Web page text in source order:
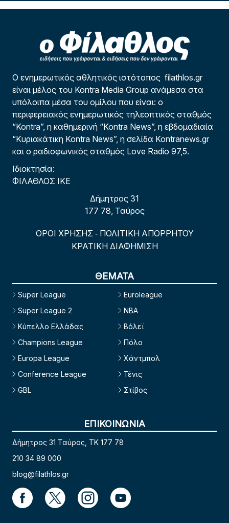
Ο ενημερωτικός αθλητικός ιστότοπος filathlos.gr
είναι μέλος του Kontra Media Group ανάμεσα στα
υπόλοιπα μέσα του ομίλου που είναι: ο
περιφερειακός ενημερωτικός τηλεοπτικός σταθμός
“Kontra”, η καθημερινή “Kontra News”, η εβδομαδιαία
“Κυριακάτικη Kontra News”, η σελίδα Kontranews.gr
και ο ραδιοφωνικός σταθμός Love Radio 97,5.
Ιδιοκτησία:
ΦΙΛΑΘΛΟΣ ΙΚΕ
Δήμητρος 31
177 78, Ταύρος
ΟΡΟΙ ΧΡΗΣΗΣ - ΠΟΛΙΤΙΚΗ ΑΠΟΡΡΗΤΟΥ
ΚΡΑΤΙΚΗ ΔΙΑΦΗΜΙΣΗ
ΘΕΜΑΤΑ
Super League
Super League 2
Κύπελλο Ελλάδας
Champions League
Europa League
Conference League
GBL
Euroleague
NBA
Βόλεϊ
Πόλο
Χάντμπολ
Τένις
Στίβος
ΕΠΙΚΟΙΝΩΝΙΑ
Δήμητρος 31 Ταύρος, TK 177 78
210 34 89 000
blog@filathlos.gr